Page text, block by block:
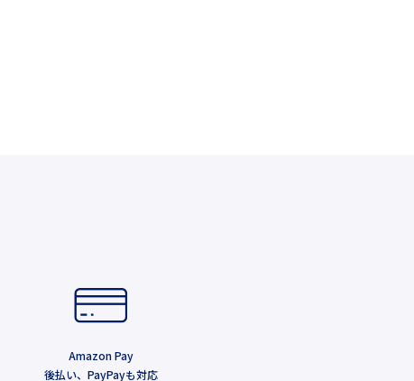
Amazon Pay
後払い、PayPayも対応